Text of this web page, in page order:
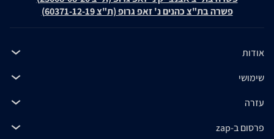
פשרה בת"צ כהנים נ' זאפ גרופ (ת"צ 60371-12-19)
אודות
שימושי
עזרה
פרסום ב-zap